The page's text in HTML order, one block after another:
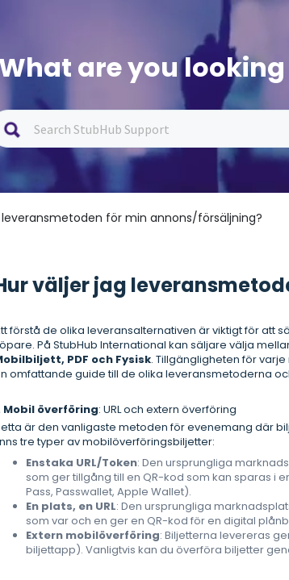
are you
för min annons/försäljning?
väljer jag
förstå de olika leveransalternativen är viktigt för att
På StubHub International kan säljare välja
PDF och Fysisk. Tillgängligheten för
omfattande guide till de olika leveransmetoderna
Mobil överföring: URL och extern överföring
är den vanligaste metoden för evenemang där
tre typer av mobilöverföringsbiljetter:
Enstaka URL/Token: Den ursprungliga
som ger tillgång till en QR-kod som kan sparas i
Pass, Passwallet, Apple Wallet).
En plats, en URL: Den ursprungliga
som var och en ger en QR-kod för en digital
Extern mobilöverföring: Biljetterna levereras
biljettapp). Vanligtvis kan du överföra biljetter